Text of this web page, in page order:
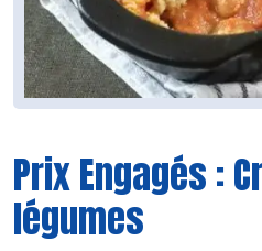
Prix Engagés :
légumes